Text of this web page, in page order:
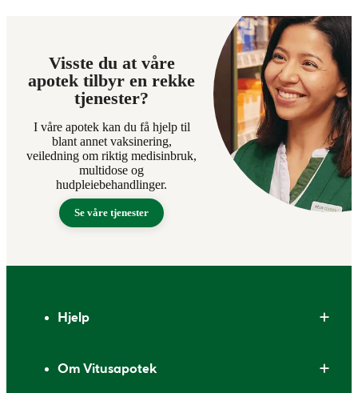
Visste du at våre
apotek tilbyr en rekke
tjenester?
I våre apotek kan du få hjelp til
blant annet vaksinering,
veiledning om riktig medisinbruk,
multidose og
hudpleiebehandlinger.
Se våre tjenester
Hjelp
Om Vitusapotek